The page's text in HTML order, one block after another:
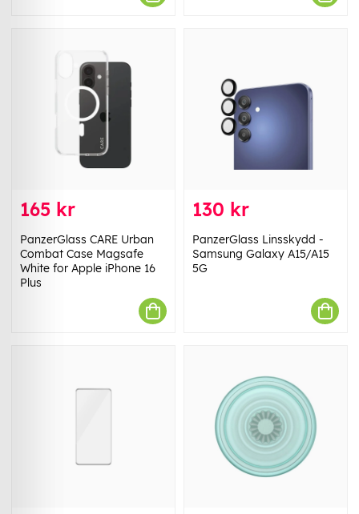
165 kr
PanzerGlass CARE Urban
Combat Case Magsafe
White for Apple iPhone 16
Plus
130 kr
PanzerGlass Linsskydd -
Samsung Galaxy A15/A15
5G